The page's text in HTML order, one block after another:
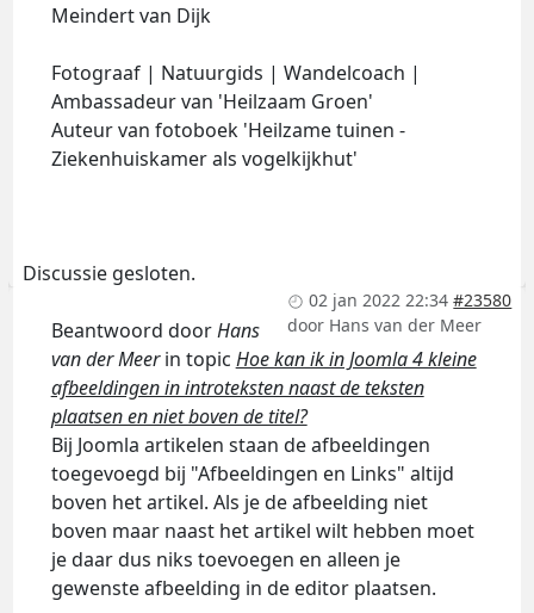
Meindert van Dijk
Fotograaf | Natuurgids | Wandelcoach |
Ambassadeur van 'Heilzaam Groen'
Auteur van fotoboek 'Heilzame tuinen -
Ziekenhuiskamer als vogelkijkhut'
Discussie gesloten.
02 jan 2022 22:34 #23580
door Hans van der Meer
Beantwoord doorHans
van der Meerin topic Hoe kan ik in Joomla 4 kleine
afbeeldingen in introteksten naast de teksten
plaatsen en niet boven de titel?
Bij Joomla artikelen staan de afbeeldingen
toegevoegd bij "Afbeeldingen en Links" altijd
boven het artikel. Als je de afbeelding niet
boven maar naast het artikel wilt hebben moet
je daar dus niks toevoegen en alleen je
gewenste afbeelding in de editor plaatsen.